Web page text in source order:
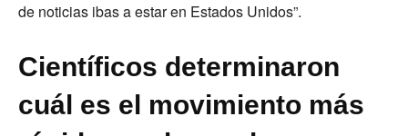
de noticias ibas a estar en Estados Unidos”.
Científicos determinaron
cuál es el movimiento más